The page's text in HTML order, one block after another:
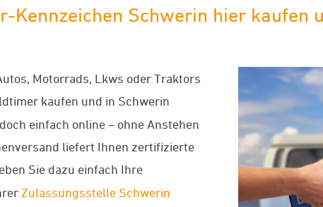
Kennzeichen Schwerin hier kaufen
Motorrads, Lkws oder Traktors
kaufen und in Schwerin
einfach online – ohne Anstehen
liefert Ihnen zertifizierte
Sie dazu einfach Ihre
Zulassungsstelle Schwerin